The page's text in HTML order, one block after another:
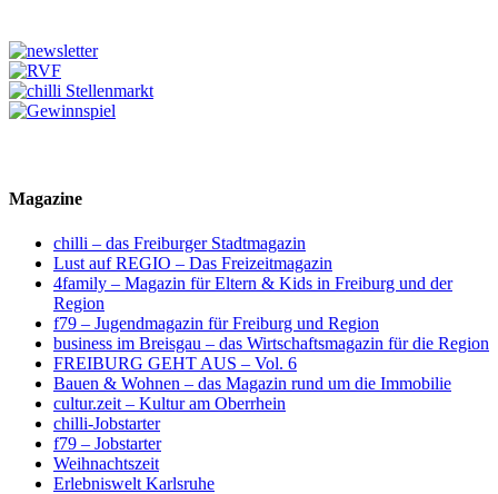
Magazine
chilli – das Freiburger Stadtmagazin
Lust auf REGIO – Das Freizeitmagazin
4family – Magazin für Eltern & Kids in Freiburg und der
Region
f79 – Jugendmagazin für Freiburg und Region
business im Breisgau – das Wirtschaftsmagazin für die Region
FREIBURG GEHT AUS – Vol. 6
Bauen & Wohnen – das Magazin rund um die Immobilie
cultur.zeit – Kultur am Oberrhein
chilli-Jobstarter
f79 – Jobstarter
Weihnachtszeit
Erlebniswelt Karlsruhe